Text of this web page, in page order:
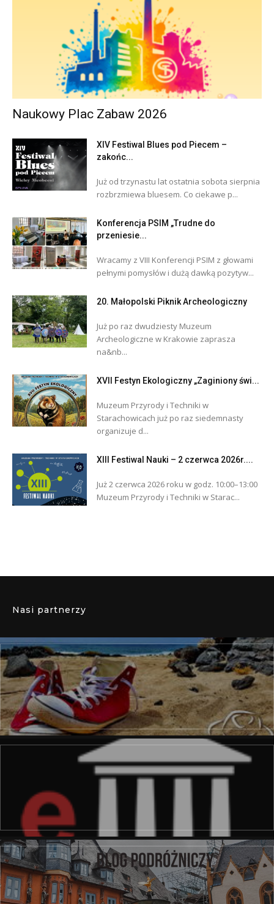
Naukowy Plac Zabaw 2026
XIV Festiwal Blues pod Piecem –
zakońc...
Już od trzynastu lat ostatnia sobota sierpnia
rozbrzmiewa bluesem. Co ciekawe p...
Konferencja PSIM „Trudne do
przeniesie...
Wracamy z VIII Konferencji PSIM z głowami
pełnymi pomysłów i dużą dawką pozytyw...
20. Małopolski Piknik Archeologiczny
Już po raz dwudziesty Muzeum
Archeologiczne w Krakowie zaprasza
na&nb...
XVII Festyn Ekologiczny „Zaginiony świ...
Muzeum Przyrody i Techniki w
Starachowicach już po raz siedemnasty
organizuje d...
XIII Festiwal Nauki – 2 czerwca 2026r....
Już 2 czerwca 2026 roku w godz. 10:00–13:00
Muzeum Przyrody i Techniki w Starac...
Nasi partnerzy